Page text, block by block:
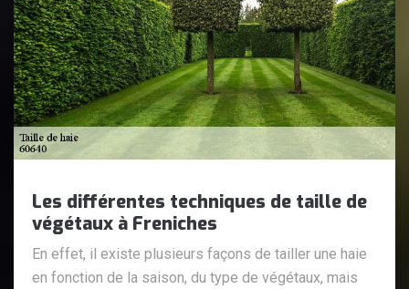
Les différentes techniques de taille de
végétaux à Freniches
En effet, il existe plusieurs façons de tailler une haie
en fonction de la saison, du type de végétaux, mais